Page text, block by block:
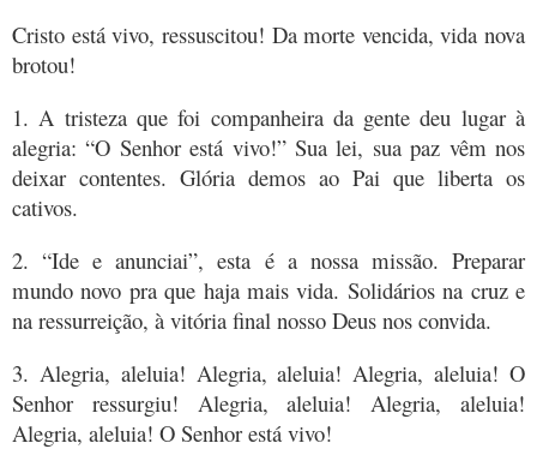
Cristo está vivo, ressuscitou! Da morte vencida, vida nova
brotou!
1. A tristeza que foi companheira da gente deu lugar à
alegria: “O Senhor está vivo!” Sua lei, sua paz vêm nos
deixar contentes. Glória demos ao Pai que liberta os
cativos.
2. “Ide e anunciai”, esta é a nossa missão. Preparar
mundo novo pra que haja mais vida. Solidários na cruz e
na ressurreição, à vitória final nosso Deus nos convida.
3. Alegria, aleluia! Alegria, aleluia! Alegria, aleluia! O
Senhor ressurgiu! Alegria, aleluia! Alegria, aleluia!
Alegria, aleluia! O Senhor está vivo!